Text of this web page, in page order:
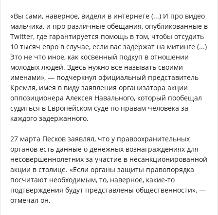
«Вы сами, наверное, видели в интернете (...) И про видео
мальчика, и про различные обещания, опубликованные в
Twitter, где гарантируется помощь в том, чтобы отсудить
10 тысяч евро в случае, если вас задержат на митинге (...)
Это не что иное, как косвенный подкуп в отношении
молодых людей. Здесь нужно все называть своими
именами», — подчеркнул официальный представитель
Кремля, имея в виду заявления организатора акции
оппозиционера Алексея Навального, который пообещал
судиться в Европейском суде по правам человека за
каждого задержанного.
27 марта Песков заявлял, что у правоохранительных
органов есть данные о денежных вознаграждениях для
несовершеннолетних за участие в несанкционированной
акции в столице. «Если органы защиты правопорядка
посчитают необходимым, то, наверное, какие-то
подтверждения будут представлены общественности», —
отмечал он.